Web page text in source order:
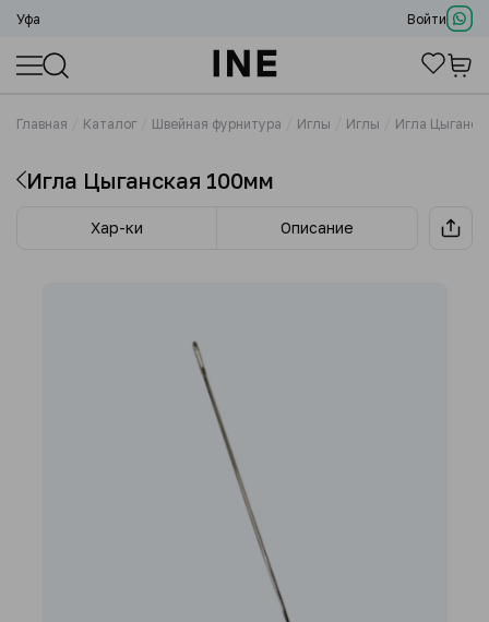
Уфа Войти
Главная Каталог Швейная фурнитура Иглы Иглы Игла
Игла Цыганская 100мм
Хар-ки Описание